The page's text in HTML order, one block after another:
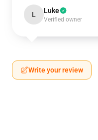
L Luke
Verified owner
Write your review